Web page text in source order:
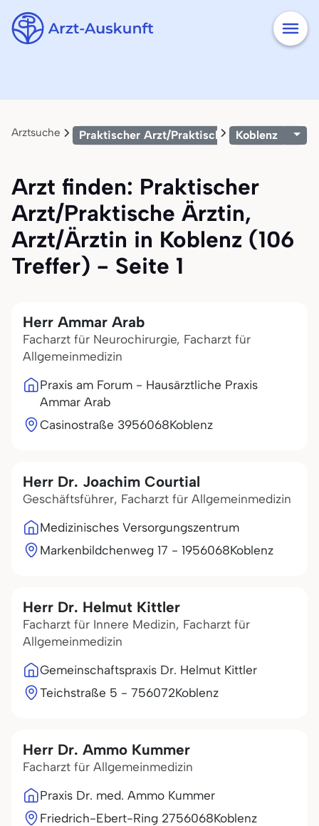
Arztsuche Praktischer Arzt/Praktische Ärztin, Arzt/
Koblenz
Arzt finden: Praktischer
Arzt/Praktische Ärztin,
Arzt/Ärztin in Koblenz (106
Treffer) - Seite 1
Herr Ammar Arab
Facharzt für Neurochirurgie, Facharzt für
Allgemeinmedizin
Praxis am Forum - Hausärztliche Praxis
Ammar Arab
Casinostraße 3956068Koblenz
Herr Dr. Joachim Courtial
Geschäftsführer, Facharzt für Allgemeinmedizin
Medizinisches Versorgungszentrum
Markenbildchenweg 17 - 1956068Koblenz
Herr Dr. Helmut Kittler
Facharzt für Innere Medizin, Facharzt für
Allgemeinmedizin
Gemeinschaftspraxis Dr. Helmut Kittler
Teichstraße 5 - 756072Koblenz
Herr Dr. Ammo Kummer
Facharzt für Allgemeinmedizin
Praxis Dr. med. Ammo Kummer
Friedrich-Ebert-Ring 2756068Koblenz